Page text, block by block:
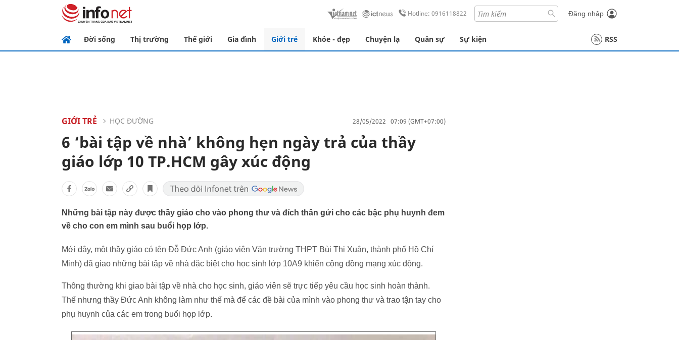
Hotline: 0916118822 Đăng nhập
Đời sống Thị trường Thế giới Gia đình Giới trẻ Khỏe - đẹp Chuyện lạ Quân sự Sự kiện RSS
GIỚI TRẺ HỌC ĐƯỜNG 28/05/2022 07:09 (GMT+07:00)
6 ‘bài tập về nhà’ không hẹn ngày trả của thầy
giáo lớp 10 TP.HCM gây xúc động
Những bài tập này được thầy giáo cho vào phong thư và đích thân gửi cho các bậc phụ huynh đem
về cho con em mình sau buổi họp lớp.
Mới đây, một thầy giáo có tên Đỗ Đức Anh (giáo viên Văn trường THPT Bùi Thị Xuân, thành phố Hồ Chí
Minh) đã giao những bài tập về nhà đặc biệt cho học sinh lớp 10A9 khiến cộng đồng mạng xúc động.
Thông thường khi giao bài tập về nhà cho học sinh, giáo viên sẽ trực tiếp yêu cầu học sinh hoàn thành.
Thế nhưng thầy Đức Anh không làm như thế mà để các đề bài của mình vào phong thư và trao tận tay cho
phụ huynh của các em trong buổi họp lớp.